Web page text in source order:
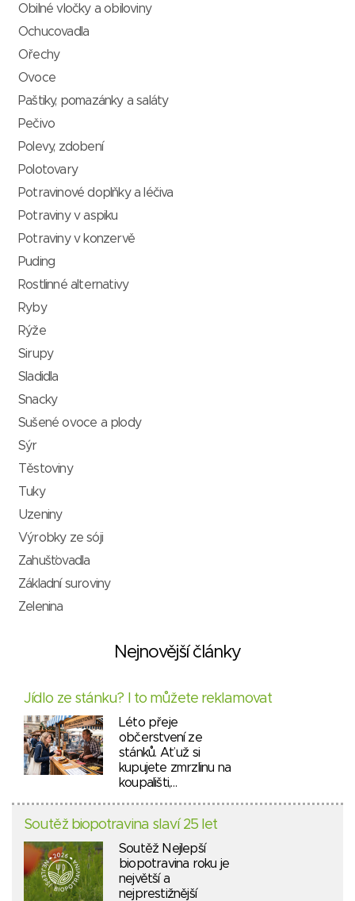
Obilné vločky a obiloviny
Ochucovadla
Ořechy
Ovoce
Paštiky, pomazánky a saláty
Pečivo
Polevy, zdobení
Polotovary
Potravinové doplňky a léčiva
Potraviny v aspiku
Potraviny v konzervě
Puding
Rostlinné alternativy
Ryby
Rýže
Sirupy
Sladidla
Snacky
Sušené ovoce a plody
Sýr
Těstoviny
Tuky
Uzeniny
Výrobky ze sóji
Zahušťovadla
Základní suroviny
Zelenina
Nejnovější články
Jídlo ze stánku? I to můžete reklamovat
Léto přeje
občerstvení ze
stánků. Ať už si
kupujete zmrzlinu na
koupališti,…
Soutěž biopotravina slaví 25 let
Soutěž Nejlepší
biopotravina roku je
největší a
nejprestižnější